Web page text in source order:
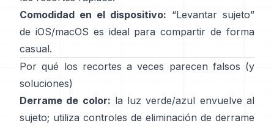
Comodidad en el dispositivo: “Levantar sujeto”
de iOS/macOS es ideal para compartir de forma
casual.
Por qué los recortes a veces parecen falsos (y
soluciones)
Derrame de color: la luz verde/azul envuelve al
sujeto; utiliza controles de eliminación de derrame